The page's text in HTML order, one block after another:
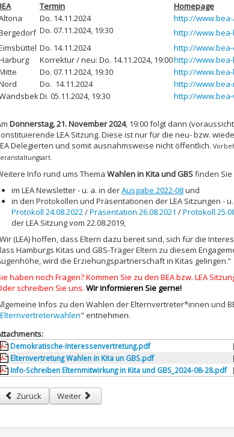
Termin Homepage
Do. 14.11.2024 http://
Do. 07.11.2024, 19:30 http://
Do. 14.11.2024 http://
Korrektur / neu: Do. 14.11.2024, 19:00http://
Do. 07.11.2024, 19:30 http://
Do. 14.11.2024 http://
Di. 05.11.2024, 19:30 http://
Donnerstag, 21. November 2024, 19:00 folgt dann
LEA Sitzung. Diese ist nur für die neu- bzw.
Delegierten und somit ausnahmsweise nicht öffentlich.
Info rund ums Thema Wahlen in Kita und GBSfinden Sie
im LEA Newsletter - u. a. in derAusgabe 2022-08und
in den Protokollen und Präsentationen der LEA Sitzungen -
Protokoll 24.08.2022/Präsentation 26.08.2021 /Protokoll
der LEA Sitzung vom 22.08.2019,
(LEA) hoffen, dass Eltern dazu bereit sind, sich für die
Hamburgs Kitas und GBS-Träger Eltern zu diesem
wird die Erziehungspartnerschaft in Kitas gelingen.“
haben noch Fragen? Kommen Sie zu den BEA bzw. LEA
schreiben Sie uns. Wir informieren Sie gerne!
Infos zu den Wahlen der Elternvertreter*innen und
Elternvertreterwahlen" entnehmen.
Demokratische-Interessenvertretung.pdf
Elternvertretung Wahlen in Kita un GBS.pdf
Info-Schreiben Elternmitwirkung in Kita und GBS_2024-08-28.pdf
Vorheriger Beitrag: Der neue LEA Newsletter ist online - Achte
Zurück Nächster Beitrag: Wahlen in Kita und GBS und
Weiter